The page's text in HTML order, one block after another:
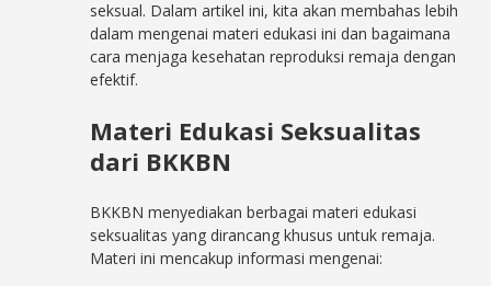
seksual. Dalam artikel ini, kita akan membahas lebih
dalam mengenai materi edukasi ini dan bagaimana
cara menjaga kesehatan reproduksi remaja dengan
efektif.
Materi Edukasi Seksualitas
dari BKKBN
BKKBN menyediakan berbagai materi edukasi
seksualitas yang dirancang khusus untuk remaja.
Materi ini mencakup informasi mengenai: